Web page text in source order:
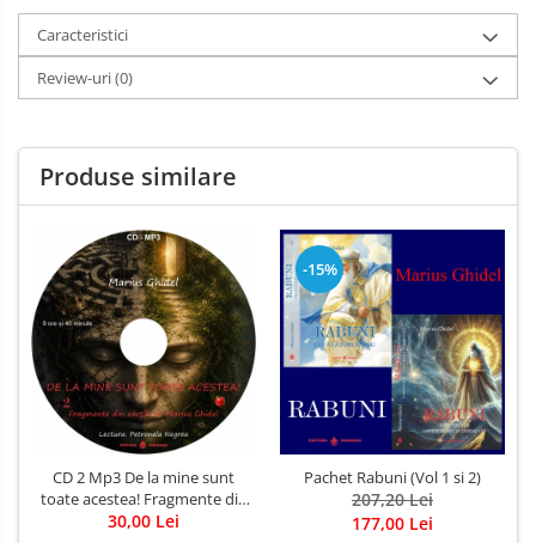
Caracteristici
Review-uri(0)
Produse similare
CD 2 Mp3 De la mine sunt
toate acestea! Fragmente din
cărțile lui Marius Ghidel
30,00 Lei
-15%
Pachet Rabuni (Vol 1 si 2)
207,20 Lei
177,00 Lei